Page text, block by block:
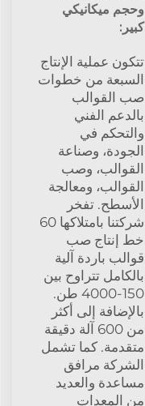
وحجم ميكانيكي
كبير:
تتكون عملية الإنتاج
السبعة من خطوات
صب القوالب
بالدعم الفني
والتحكم في
الجودة، وصناعة
القوالب، وصب
القوالب، ومعالجة
الأسطح. تفخر
شركتنا بامتلاكها 60
خط إنتاج صب
قوالب باردة آلية
بالكامل تتراوح بين
150-4000 طن.
بالإضافة إلى أكثر
من 600 آلة دقيقة
متقدمة. كما تشمل
الشركة مرافق
مساعدة والعديد
من المعدات